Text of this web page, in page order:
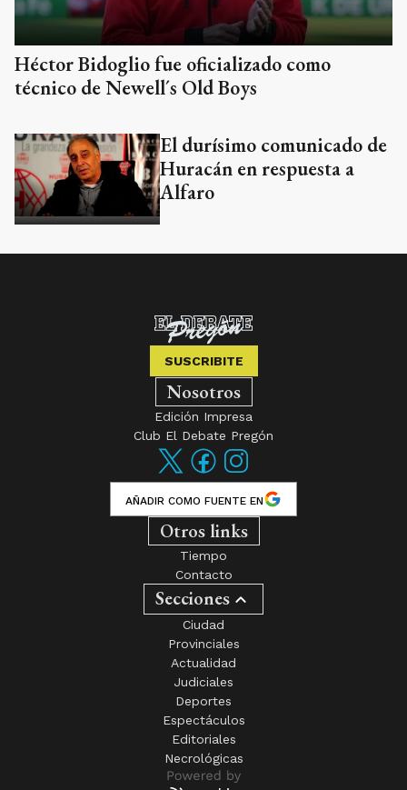
Héctor Bidoglio fue oficializado como
técnico de Newell´s Old Boys
El durísimo comunicado de
Huracán en respuesta a
Alfaro
SUSCRIBITE
Nosotros
Edición Impresa
Club El Debate Pregón
AÑADIR COMO FUENTE EN
Otros links
Tiempo
Contacto
Secciones
Ciudad
Provinciales
Actualidad
Judiciales
Deportes
Espectáculos
Editoriales
Necrológicas